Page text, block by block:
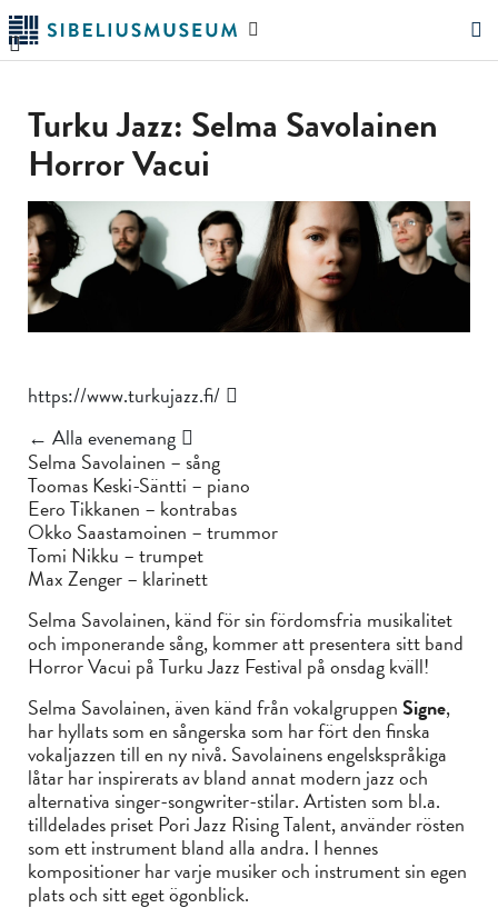
Hoppa
till
huvudinnehållet
Sök
Turku Jazz: Selma Savolainen
Horror Vacui
https://www.turkujazz.fi/
← Alla evenemang
Selma Savolainen – sång
Toomas Keski-Säntti – piano
Eero Tikkanen – kontrabas
Okko Saastamoinen – trummor
Tomi Nikku – trumpet
Max Zenger – klarinett
Selma Savolainen, känd för sin fördomsfria musikalitet
och imponerande sång, kommer att presentera sitt band
Horror Vacui på Turku Jazz Festival på onsdag kväll!
Selma Savolainen, även känd från vokalgruppenSigne,
har hyllats som en sångerska som har fört den finska
vokaljazzen till en ny nivå. Savolainens engelskspråkiga
låtar har inspirerats av bland annat modern jazz och
alternativa singer-songwriter-stilar. Artisten som bl.a.
tilldelades priset Pori Jazz Rising Talent, använder rösten
som ett instrument bland alla andra. I hennes
kompositioner har varje musiker och instrument sin egen
plats och sitt eget ögonblick.